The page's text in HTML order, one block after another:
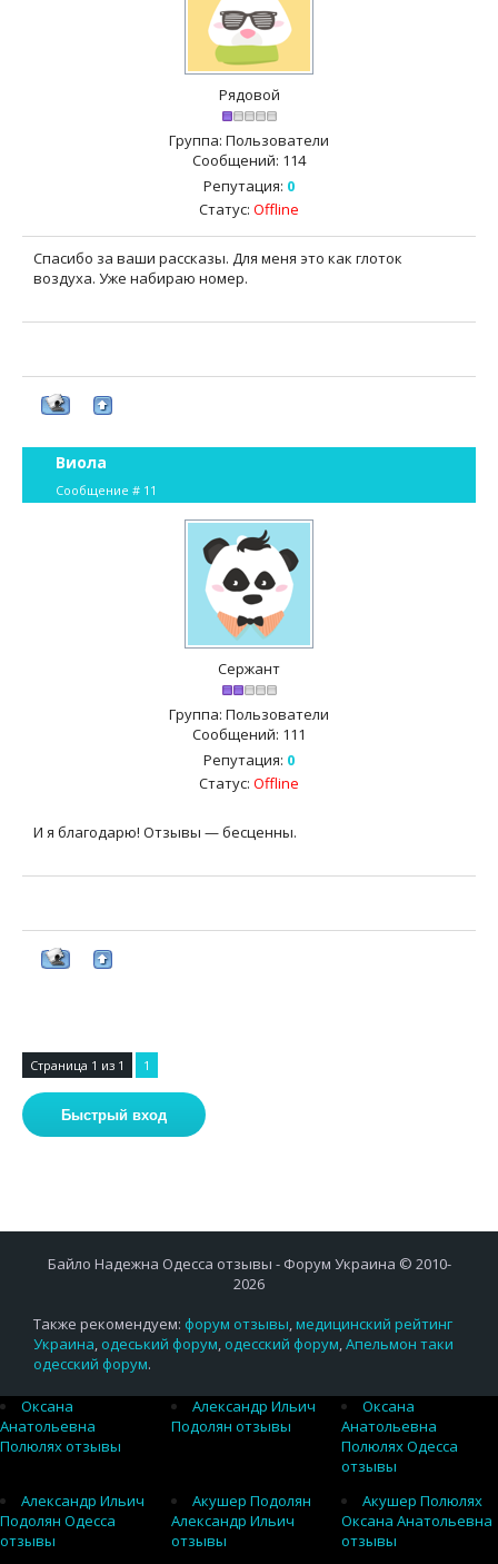
Рядовой
Группа: Пользователи
Сообщений: 114
Репутация: 0
Статус: Offline
Спасибо за ваши рассказы. Для меня это как глоток
воздуха. Уже набираю номер.
Виола
Сообщение # 11
Сержант
Группа: Пользователи
Сообщений: 111
Репутация: 0
Статус: Offline
И я благодарю! Отзывы — бесценны.
Страница 1 из 1 1
Байло Надежна Одесса отзывы - Форум Украина © 2010-
2026
Также рекомендуем: форум отзывы,медицинский рейтинг
Украина, одеський форум, одесский форум,Апельмон таки
одесский форум.
Оксана
Анатольевна
Полюлях отзывы
Александр Ильич
Подолян отзывы
Оксана
Анатольевна
Полюлях Одесса
отзывы
Александр Ильич
Подолян Одесса
отзывы
Акушер Подолян
Александр Ильич
отзывы
Акушер Полюлях
Оксана Анатольевна
отзывы